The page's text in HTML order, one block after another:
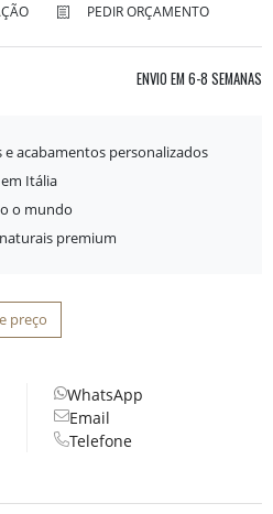
PEDIR ORÇAMENTO
ENVIO EM 6-8 SEMANAS
acabamentos personalizados
Itália
o mundo
premium
preço
WhatsApp
Email
Telefone